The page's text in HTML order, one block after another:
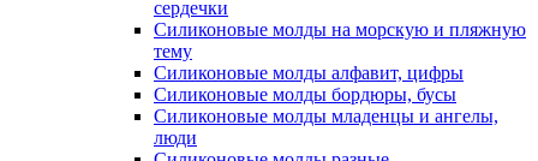
сердечки
Силиконовые молды на морскую и пляжную
тему
Силиконовые молды алфавит, цифры
Силиконовые молды бордюры, бусы
Силиконовые молды младенцы и ангелы,
люди